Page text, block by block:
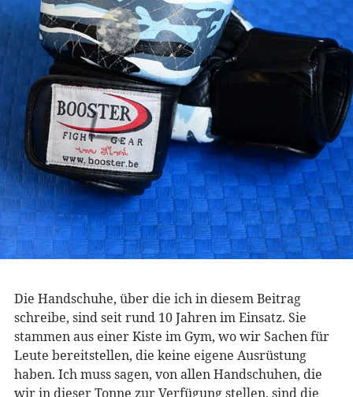
Die Handschuhe, über die ich in diesem Beitrag
schreibe, sind seit rund 10 Jahren im Einsatz. Sie
stammen aus einer Kiste im Gym, wo wir Sachen für
Leute bereitstellen, die keine eigene Ausrüstung
haben. Ich muss sagen, von allen Handschuhen, die
wir in dieser Tonne zur Verfügung stellen, sind die